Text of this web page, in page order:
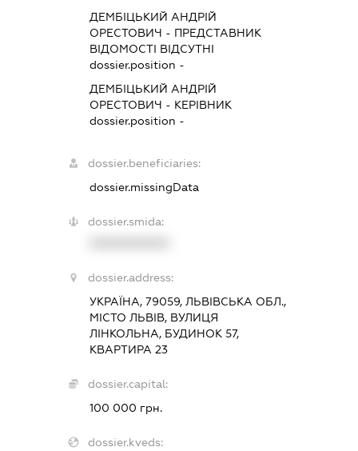
ДЕМБІЦЬКИЙ АНДРІЙ
ОРЕСТОВИЧ - ПРЕДСТАВНИК
ВІДОМОСТІ ВІДСУТНІ
dossier.position -
ДЕМБІЦЬКИЙ АНДРІЙ
ОРЕСТОВИЧ - КЕРІВНИК
dossier.position -
dossier.beneficiaries:
dossier.missingData
dossier.smida:
dossier.address:
УКРАЇНА, 79059, ЛЬВІВСЬКА ОБЛ.,
МІСТО ЛЬВІВ, ВУЛИЦЯ
ЛІНКОЛЬНА, БУДИНОК 57,
КВАРТИРА 23
dossier.capital:
100 000 грн.
dossier.kveds: